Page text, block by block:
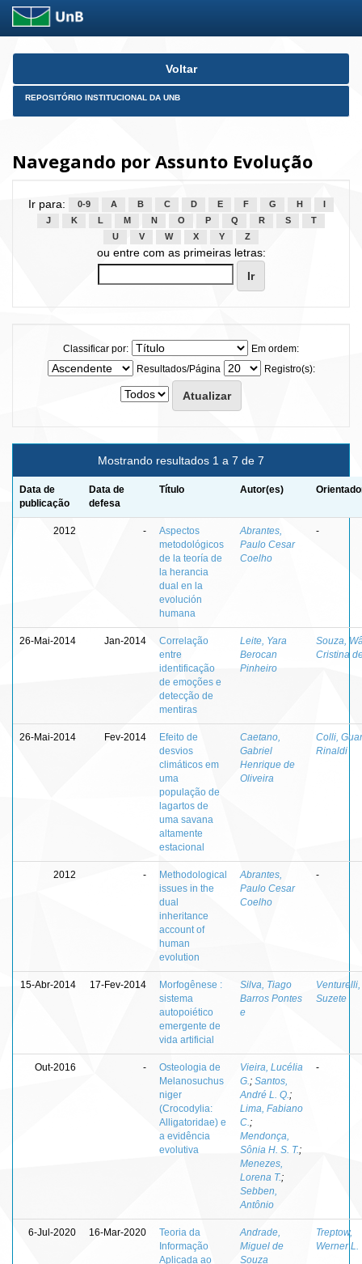
Skip
Voltar
REPOSITÓRIO INSTITUCIONAL DA UNB
Navegando por Assunto Evolução
Ir para: 0-9 A B C D E F G H
J
K L M N O P Q R S
T
U
V W X Y Z
ou entre com as primeiras letras:
Classificar por:
Em ordem:
Resultados/Página
Registro(s):
Mostrando resultados 1 a 7 de 7
Data de
publicação
Data de
defesa
Título Autor(es)
2012 -
Aspectos
metodológicos
de la teoría de
la herancia
dual en la
evolución
humana
Abrantes,
Paulo Cesar
Coelho
-
26-Mai-2014 Jan-2014
Correlação
entre
identificação
de emoções e
detecção de
mentiras
Leite, Yara
Berocan
Pinheiro
Souza,
Cristina
26-Mai-2014 Fev-2014
Efeito de
desvios
climáticos em
uma
população de
lagartos de
uma savana
altamente
estacional
Caetano,
Gabriel
Henrique de
Oliveira
Colli,
Rinaldi
2012 -
Methodological
issues in the
dual
inheritance
account of
human
evolution
Abrantes,
Paulo Cesar
Coelho
-
15-Abr-2014 17-Fev-2014
Morfogênese :
sistema
autopoiético
emergente de
vida artificial
Silva, Tiago
Barros Pontes
e
Venturelli,
Suzete
Out-2016 -
Osteologia de
Melanosuchus
niger
(Crocodylia:
Alligatoridae) e
a evidência
evolutiva
Vieira, Lucélia
G. ; Santos,
André L. Q. ;
Lima, Fabiano
C. ;
Mendonça,
Sônia H. S. T.;
Menezes,
Lorena T.;
Sebben,
Antônio
-
6-Jul-2020 16-Mar-2020
Teoria da
Informação
Aplicada ao
Andrade,
Miguel de
Souza
Treptow,
Werner L.